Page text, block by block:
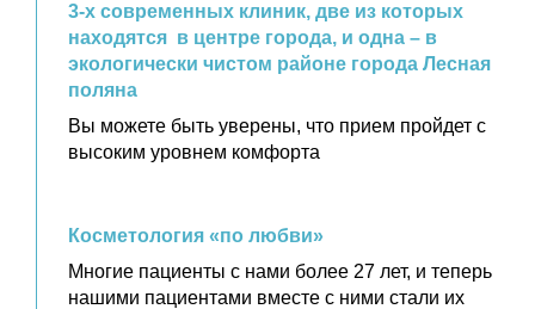
3-х современных клиник, две из которых
находятся в центре города, и одна – в
экологически чистом районе города Лесная
поляна
Вы можете быть уверены, что прием пройдет с
высоким уровнем комфорта
Косметология «по любви»
Многие пациенты с нами более 27 лет, и теперь
нашими пациентами вместе с ними стали их